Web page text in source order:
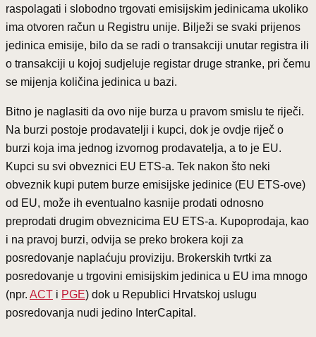
raspolagati i slobodno trgovati emisijskim jedinicama ukoliko
ima otvoren račun u Registru unije. Bilježi se svaki prijenos
jedinica emisije, bilo da se radi o transakciji unutar registra ili
o transakciji u kojoj sudjeluje registar druge stranke, pri čemu
se mijenja količina jedinica u bazi.
Bitno je naglasiti da ovo nije burza u pravom smislu te riječi.
Na burzi postoje prodavatelji i kupci, dok je ovdje riječ o
burzi koja ima jednog izvornog prodavatelja, a to je EU.
Kupci su svi obveznici EU ETS-a. Tek nakon što neki
obveznik kupi putem burze emisijske jedinice (EU ETS-ove)
od EU, može ih eventualno kasnije prodati odnosno
preprodati drugim obveznicima EU ETS-a. Kupoprodaja, kao
i na pravoj burzi, odvija se preko brokera koji za
posredovanje naplaćuju proviziju. Brokerskih tvrtki za
posredovanje u trgovini emisijskim jedinica u EU ima mnogo
(npr. ACT i PGE) dok u Republici Hrvatskoj uslugu
posredovanja nudi jedino InterCapital.